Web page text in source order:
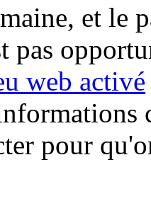
et le
pas
web activé
pour